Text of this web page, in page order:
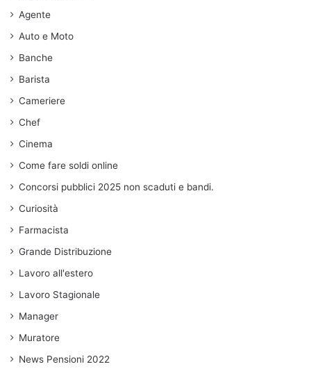
Agente
Auto e Moto
Banche
Barista
Cameriere
Chef
Cinema
Come fare soldi online
Concorsi pubblici 2025 non scaduti e bandi.
Curiosità
Farmacista
Grande Distribuzione
Lavoro all'estero
Lavoro Stagionale
Manager
Muratore
News Pensioni 2022